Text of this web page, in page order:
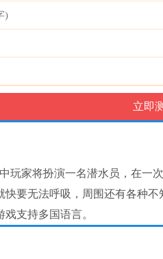
中玩家将扮演一名潜水员，在
要无法呼吸，周围还有各种
支持多国语言。